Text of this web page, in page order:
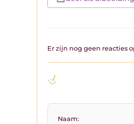
Er zijn nog geen reacties
Naam: